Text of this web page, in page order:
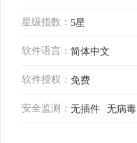
星级指数： 5星
软件语言： 简体中文
软件授权： 免费
安全监测： 无插件 无病毒